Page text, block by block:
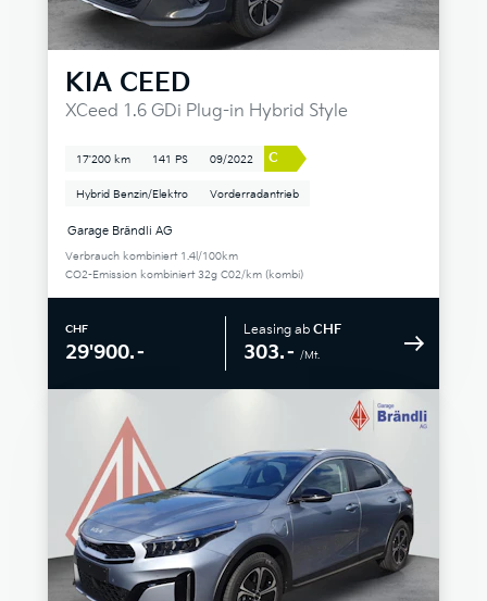
KIA CEED
XCeed 1.6 GDi Plug-in Hybrid Style
17'200 km 141 PS 09/2022 C
Hybrid Benzin/Elektro Vorderradantrieb
Garage Brändli AG
Verbrauch kombiniert 1.4l/100km
CO2-Emission kombiniert 32g C02/km (kombi)
CHF
29'900.–
Leasing ab CHF
303.– /Mt.